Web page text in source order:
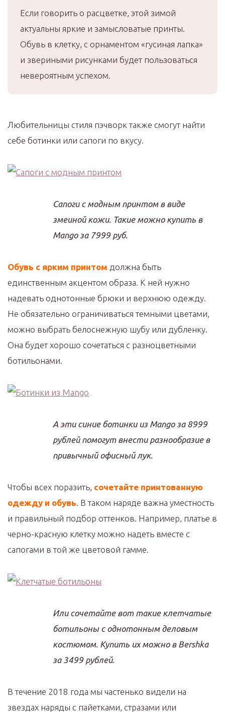
Если говорить о расцветке, этой зимой
актуальны яркие и замысловатые принты.
Обувь в клетку, с орнаментом «гусиная лапка»
и звериными рисунками будет пользоваться
невероятным успехом.
Любительницы стиля пэчворк также смогут найти
себе ботинки или сапоги по вкусу.
Сапоги с модным принтом в виде
змеиной кожи. Такие можно купить в
Mango за 7999 руб.
Обувь с ярким принтом должна быть
единственным акцентом образа. К ней нужно
надевать однотонные брюки и верхнюю одежду.
Не обязательно ограничиваться темными цветами,
можно выбрать белоснежную шубу или дубленку.
Она будет хорошо сочетаться с разноцветными
ботильонами.
А эти синие ботинки из Mango за 8999
рублей помогут внести разнообразие в
привычный офисный лук.
Чтобы всех поразить, сочетайте принтованную
одежду и обувь. В таком наряде важна уместность
и правильный подбор оттенков. Например, платье в
черно-красную клетку можно надеть вместе с
сапогами в той же цветовой гамме.
Или сочетайте вот такие клетчатые
ботильоны с однотонным деловым
костюмом. Купить их можно в Bershka
за 3499 рублей.
В течение 2018 года мы частенько видели на
звездах наряды с пайетками, стразами или